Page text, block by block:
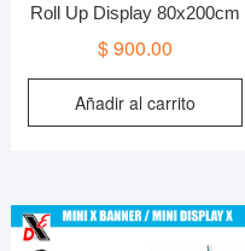
Roll Up Display 80x200cm
$900.00
Añadir al carrito